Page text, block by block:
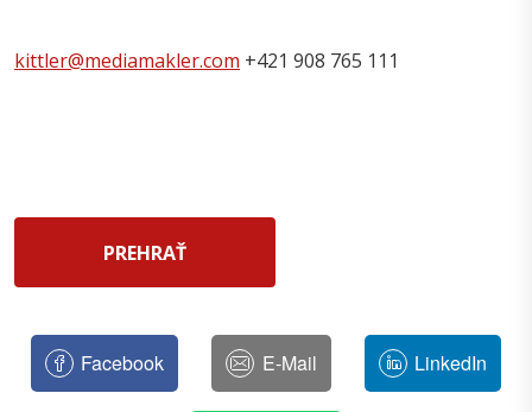
kittler@mediamakler.com +421 908 765 111
PREHRAŤ
Facebook E-Mail LinkedIn